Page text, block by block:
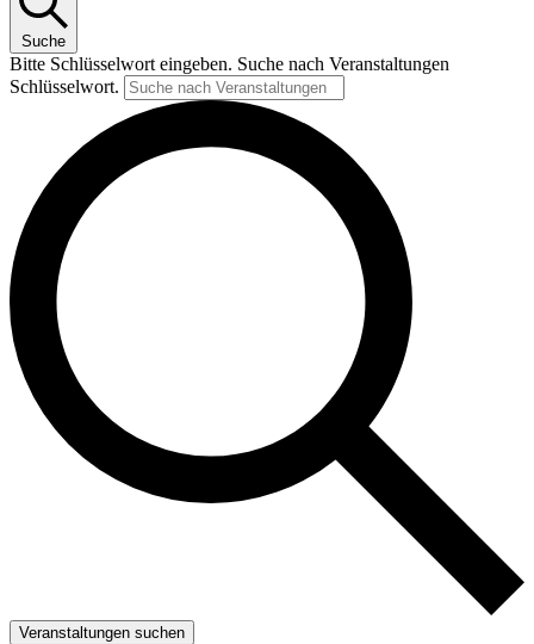
Suche
Bitte Schlüsselwort eingeben. Suche nach Veranstaltungen
Schlüsselwort.
Veranstaltungen suchen